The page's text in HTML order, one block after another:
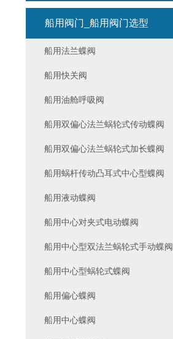
船用阀门_船用阀门选型
船用法兰蝶阀
船用快关阀
船用油舱呼吸阀
船用双偏心法兰蜗轮式传动蝶阀
船用双偏心法兰蜗轮式加长蝶阀
船用蜗杆传动凸耳式中心型蝶阀
船用液动蝶阀
船用中心对夹式电动蝶阀
船用中心型双法兰蜗轮式手动蝶阀
船用中心型蜗轮式蝶阀
船用偏心蝶阀
船用中心蝶阀